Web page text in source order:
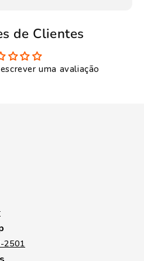
de Clientes
uma avaliação
2501